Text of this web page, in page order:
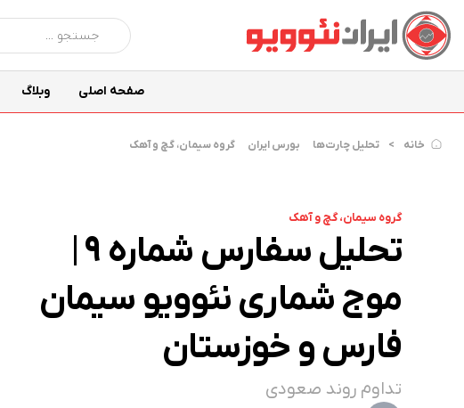
صفحه اصلی وبلاگ
خانه تحلیل چارت‌ها بورس ایران گروه سیمان، گچ و آهک
گروه سیمان، گچ و آهک
موج شماری نئوویو سیمان
فارس و خوزستان
تداوم روند صعودی